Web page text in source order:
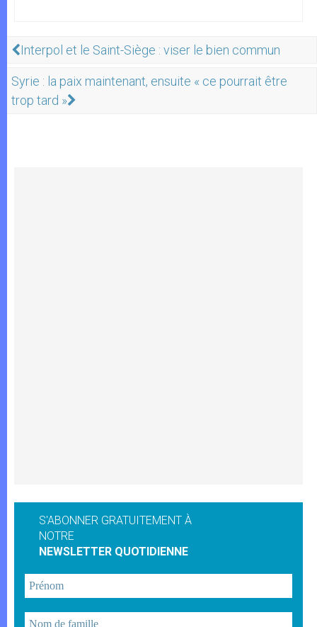
Interpol et le Saint-Siège : viser le bien commun
Syrie : la paix maintenant, ensuite « ce pourrait être
trop tard »
S'ABONNER GRATUITEMENT À
NOTRE
NEWSLETTER QUOTIDIENNE